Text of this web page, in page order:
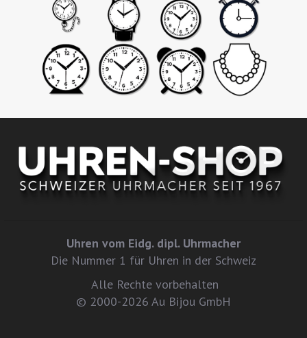
Uhren vom Eidg. dipl. Uhrmacher
Die Nummer 1 für Uhren in der Schweiz
Alle Rechte vorbehalten
© 2000-2026 Au Bijou GmbH